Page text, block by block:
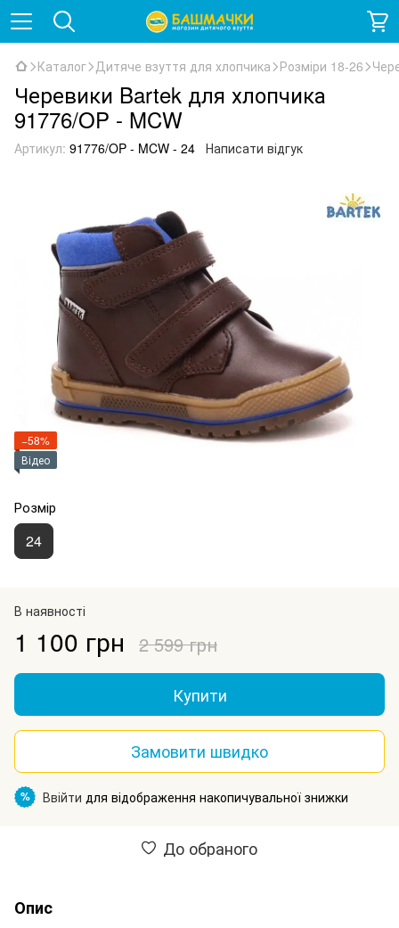
Каталог Дитяче взуття для хлопчика Розміри 18-26
Черевики Bartek для хлопчика
91776/OP - MCW
Артикул: 91776/OP - MCW - 24 Написати відгук
−58%
Відео
Розмір
24
В наявності
1 100 грн 2 599 грн
Купити
Замовити швидко
% Ввійти для відображення накопичувальної знижки
До обраного
Опис